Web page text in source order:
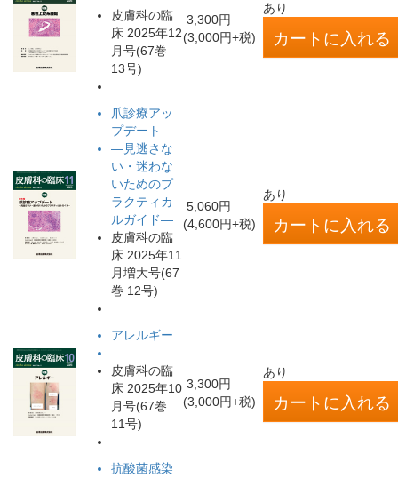
皮膚科の臨
床 2025年12
月号(67巻
13号)
3,300円
(3,000円+税)
あり
爪診療アッ
プデート
―見逃さな
い・迷わな
いためのプ
ラクティカ
ルガイド―
皮膚科の臨
床 2025年11
月増大号(67
巻 12号)
5,060円
(4,600円+税)
あり
アレルギー
皮膚科の臨
床 2025年10
月号(67巻
11号)
3,300円
(3,000円+税)
あり
抗酸菌感染